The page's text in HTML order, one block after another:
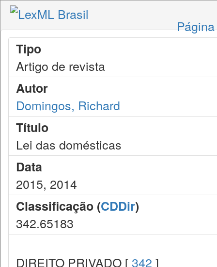
Tipo
Artigo de revista
Autor
Domingos, Richard
Título
Lei das domésticas
Data
2015, 2014
Classificação (CDDir)
342.65183
DIREITO PRIVADO [ 342 ]